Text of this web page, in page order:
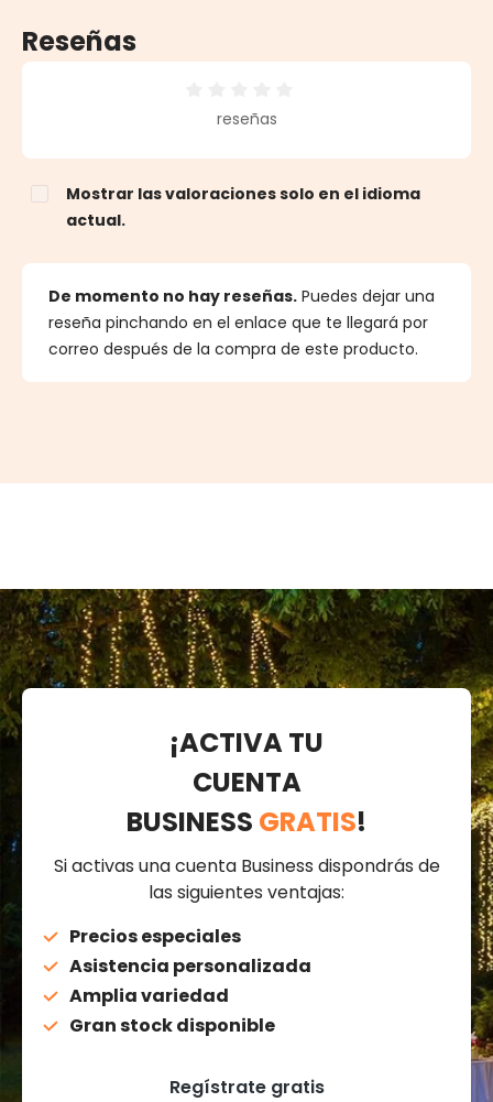
Reseñas
Calificación promedio de 0 de 5 estrellas
reseñas
Mostrar las valoraciones solo en el idioma
actual.
De momento no hay reseñas. Puedes dejar una
reseña pinchando en el enlace que te llegará por
correo después de la compra de este producto.
¡ACTIVA TU
CUENTA
BUSINESS GRATIS!
Si activas una cuenta Business dispondrás de
las siguientes ventajas:
Precios especiales
Asistencia personalizada
Amplia variedad
Gran stock disponible
Regístrate gratis